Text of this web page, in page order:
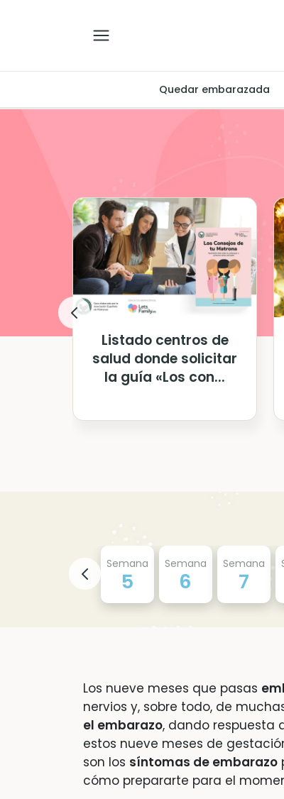
Quedar embarazada
Listado centros de
salud donde solicitar
la guía «Los con...
Semana
5
Semana
6
Semana
7
Los nueve meses que pasas
nervios y, sobre todo, de
el embarazo, dando respuesta
estos nueve meses de
son los síntomas de embarazo
cómo prepararte para el